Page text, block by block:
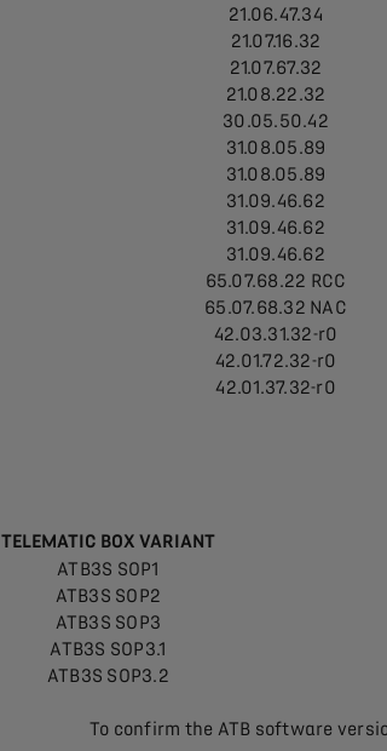
21.06.47.34
21.07.16.32
21.07.67.32
21.08.22.32
30.05.50.42
31.08.05.89
31.08.05.89
31.09.46.62
31.09.46.62
31.09.46.62
65.07.68.22 RCC
65.07.68.32 NAC
42.03.31.32-r0
42.01.72.32-r0
42.01.37.32-r0
TELEMATIC BOX VARIANT
ATB3S SOP1
ATB3S SOP2
ATB3S SOP3
ATB3S SOP3.1
ATB3S SOP3.2
To confirm the ATB software